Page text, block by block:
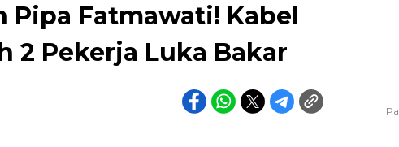
Pipa Fatmawati! Kabel
2 Pekerja Luka Bakar